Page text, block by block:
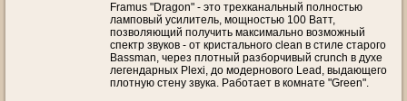
Framus "Dragon" - это трехканальный полностью
ламповый усилитель, мощностью 100 Ватт,
позволяющий получить максимально возможный
спектр звуков - от кристального clean в стиле старого
Bassman, через плотный разборчивый crunch в духе
легендарных Plexi, до модернового Lead, выдающего
плотную стену звука. Работает в комнате "Green".